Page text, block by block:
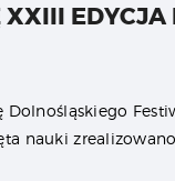
Dolnośląskiego
nauki